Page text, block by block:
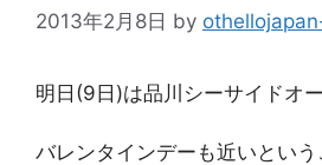
2013年2月8日 by
明日(9日)は品川シーサイドオ
バレンタインデーも近いという